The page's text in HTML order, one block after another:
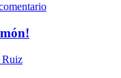
Ruiz